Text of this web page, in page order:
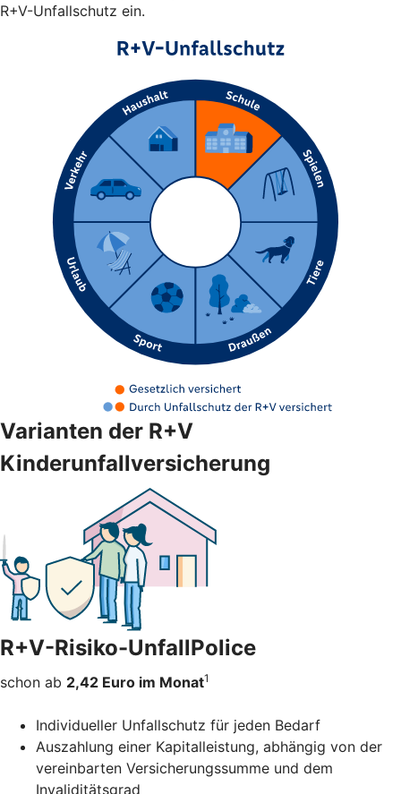
R+V-Unfallschutz ein.
Varianten der R+V
Kinderunfallversicherung
R+V-Risiko-UnfallPolice
schon ab 2,42 Euro im Monat1
Individueller Unfallschutz für jeden Bedarf
Auszahlung einer Kapitalleistung, abhängig von der
vereinbarten Versicherungssumme und dem
Invaliditätsgrad